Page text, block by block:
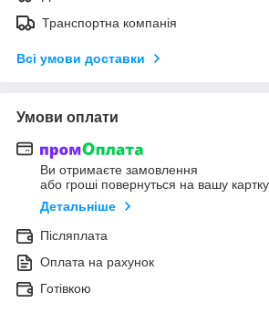
Транспортна компанія
Всі умови доставки
Умови оплати
Ви отримаєте замовлення
або гроші повернуться на вашу картку
Детальніше
Післяплата
Оплата на рахунок
Готівкою